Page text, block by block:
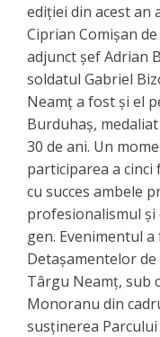
ediției din acest
Ciprian Comișan
adjunct șef Adrian
soldatul Gabriel
Neamț a fost și el
Burduhaș,
30 de ani. Un
participarea a
cu succes ambele
profesionalismul
gen. Evenimentul
Detașamentelor
Târgu Neamț, sub
Monoranu din
susținerea